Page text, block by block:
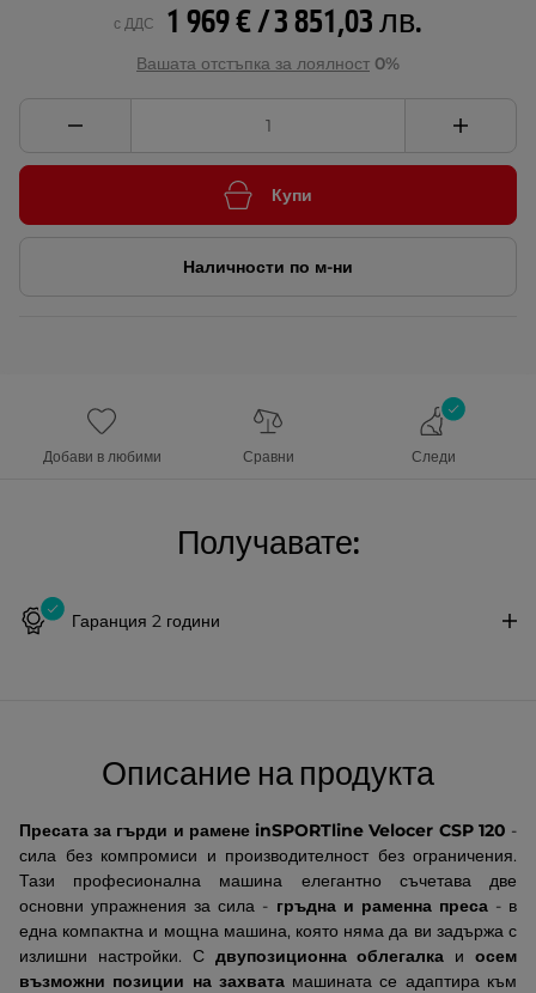
1 969 € / 3 851,03 лв.
с ДДС
Вашата отстъпка за лоялност 0%
Купи
Наличности по м-ни
Добави в любими Сравни Следи
Получавате:
Гаранция 2 години
Описание на продукта
Пресата за гърди и рамене inSPORTline Velocer CSP 120 -
сила без компромиси и производителност без ограничения.
Тази професионална машина елегантно съчетава две
основни упражнения за сила - гръдна и раменна преса- в
една компактна и мощна машина, която няма да ви задържа с
излишни настройки. С двупозиционна облегалка иосем
възможни позиции на захватамашината се адаптира към